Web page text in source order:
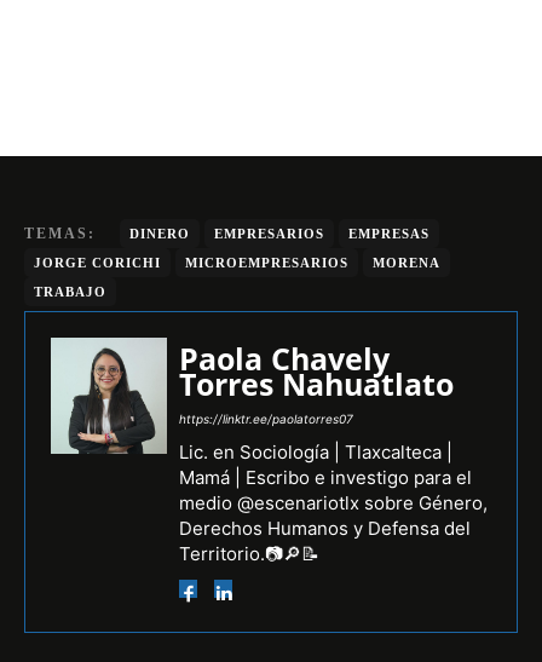
TEMAS: DINERO EMPRESARIOS
EMPRESAS
JORGE CORICHI
MICROEMPRESARIOS
MORENA
TRABAJO
Paola Chavely
Torres Nahuatlato
https://linktr.ee/paolatorres07
Lic. en Sociología | Tlaxcalteca |
Mamá | Escribo e investigo para el
medio @escenariotlx sobre Género,
Derechos Humanos y Defensa del
Territorio.📷🔎📝